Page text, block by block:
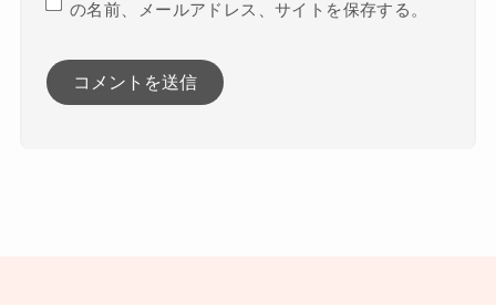
の名前、メールアドレス、サイトを保存する。